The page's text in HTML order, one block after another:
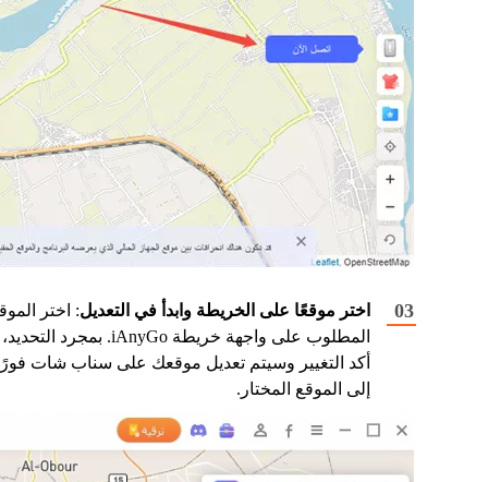
اختر موقعًا على الخريطة وابدأ في التعديل: اختر
المطلوب على واجهة خريطة iAnyGo. بمجرد التحديد،
أكد التغيير وسيتم تعديل موقعك على سناب شات
إلى الموقع المختار.